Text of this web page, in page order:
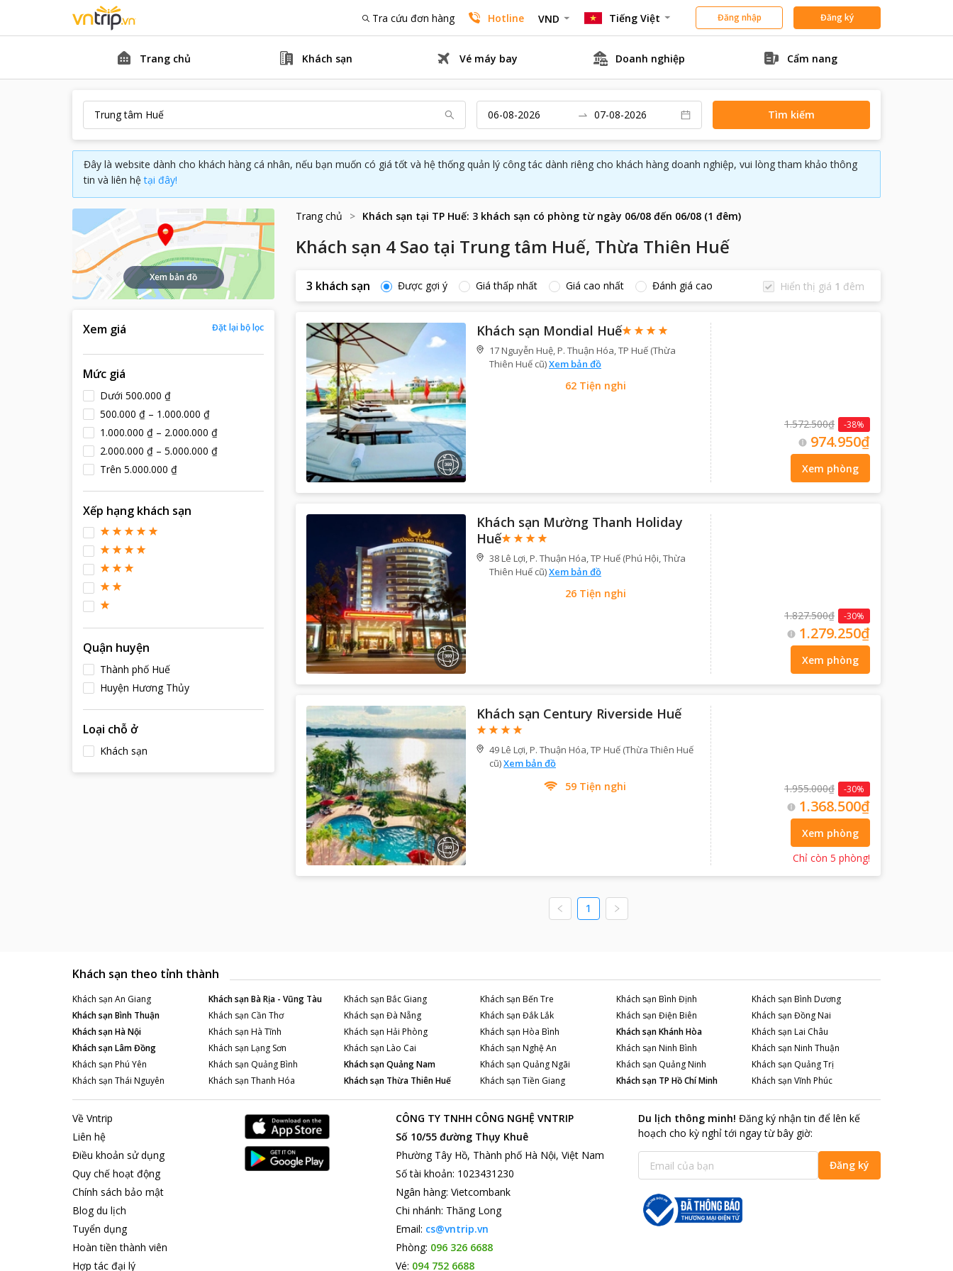
Tra cứu đơn hàng Hotline VND Tiếng Việt Đăng nhập Đăng ký
Trang chủ Khách sạn Vé máy bay Doanh nghiệp Cẩm nang
Tìm kiếm
Đây là website dành cho khách hàng cá nhân, nếu bạn muốn có giá tốt và hệ thống quản lý công tác dành riêng cho khách hàng doanh nghiệp, vui lòng tham khảo thông
tin và liên hệ tại đây!
Xem bản đồ
Xem giá
Mức giá
Dưới 500.000 ₫
500.000 ₫ – 1.000.000 ₫
1.000.000 ₫ – 2.000.000 ₫
2.000.000 ₫ – 5.000.000 ₫
Trên 5.000.000 ₫
Xếp hạng khách sạn
Quận huyện
Thành phố Huế
Huyện Hương Thủy
Loại chỗ ở
Khách sạn
Đặt lại bộ lọc
Trang chủ Khách sạn tại TP Huế: 3 khách sạn có phòng từ ngày 06/08 đến 06/08 (1 đêm)
Khách sạn 4 Sao tại Trung tâm Huế, Thừa Thiên Huế
3 khách sạn Được gợi ý Giá thấp nhất Giá cao nhất Đánh giá cao Hiển thị giá 1 đêm
Khách sạn Mondial Huế
17 Nguyễn Huệ, P. Thuận Hóa, TP Huế (Thừa
Thiên Huế cũ)Xem bản đồ
62 Tiện nghi
1.572.500₫ -38%
974.950₫
Xem phòng
Khách sạn Mường Thanh Holiday
Huế
38 Lê Lợi, P. Thuận Hóa, TP Huế (Phú Hội, Thừa
Thiên Huế cũ)Xem bản đồ
26 Tiện nghi
1.827.500₫
-30%
1.279.250₫
Xem phòng
Khách sạn Century Riverside Huế
49 Lê Lợi, P. Thuận Hóa, TP Huế (Thừa Thiên Huế
cũ)Xem bản đồ
59 Tiện nghi 1.955.000₫ -30%
1.368.500₫
Xem phòng
Chỉ còn 5 phòng!
1
Khách sạn theo tỉnh thành
Khách sạn An Giang Khách sạnBà Rịa - Vũng Tàu Khách sạn Bắc Giang Khách sạn Bến Tre Khách sạn Bình Định Khách sạn Bình Dương
Khách sạnBình Thuận Khách sạn Cần Thơ Khách sạn Đà Nẵng Khách sạn Đắk Lắk Khách sạn Điện Biên Khách sạn Đồng Nai
Khách sạnHà Nội Khách sạn Hà Tĩnh Khách sạn Hải Phòng Khách sạn Hòa Bình Khách sạnKhánh Hòa Khách sạn Lai Châu
Khách sạnLâm Đồng Khách sạn Lạng Sơn Khách sạn Lào Cai Khách sạn Nghệ An Khách sạn Ninh Bình Khách sạn Ninh Thuận
Khách sạn Phú Yên Khách sạn Quảng Bình Khách sạnQuảng Nam Khách sạn Quảng Ngãi Khách sạn Quảng Ninh Khách sạn Quảng Trị
Khách sạn Thái Nguyên Khách sạn Thanh Hóa Khách sạn Thừa Thiên Huế Khách sạn Tiền Giang Khách sạn TP Hồ Chí Minh Khách sạn Vĩnh Phúc
Về Vntrip
Liên hệ
Điều khoản sử dụng
Quy chế hoạt động
Chính sách bảo mật
Blog du lịch
Tuyển dụng
Hoàn tiền thành viên
Hợp tác đại lý
CÔNG TY TNHH CÔNG NGHỆ VNTRIP
Số 10/55 đường Thụy Khuê
Phường Tây Hồ, Thành phố Hà Nội, Việt Nam
Số tài khoản: 1023431230
Ngân hàng: Vietcombank
Chi nhánh: Thăng Long
Email: cs@vntrip.vn
Phòng: 096 326 6688
Vé: 094 752 6688
Du lịch thông minh! Đăng ký nhận tin để lên kế
hoạch cho kỳ nghỉ tới ngay từ bây giờ:
Đăng ký